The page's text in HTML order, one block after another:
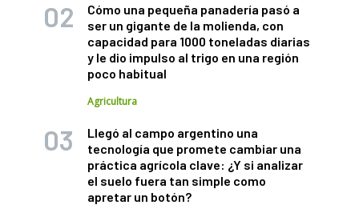
Cómo una pequeña panadería pasó a
ser un gigante de la molienda, con
capacidad para 1000 toneladas diarias
y le dio impulso al trigo en una región
poco habitual
Agricultura
Llegó al campo argentino una
tecnología que promete cambiar una
práctica agrícola clave: ¿Y si analizar
el suelo fuera tan simple como
apretar un botón?